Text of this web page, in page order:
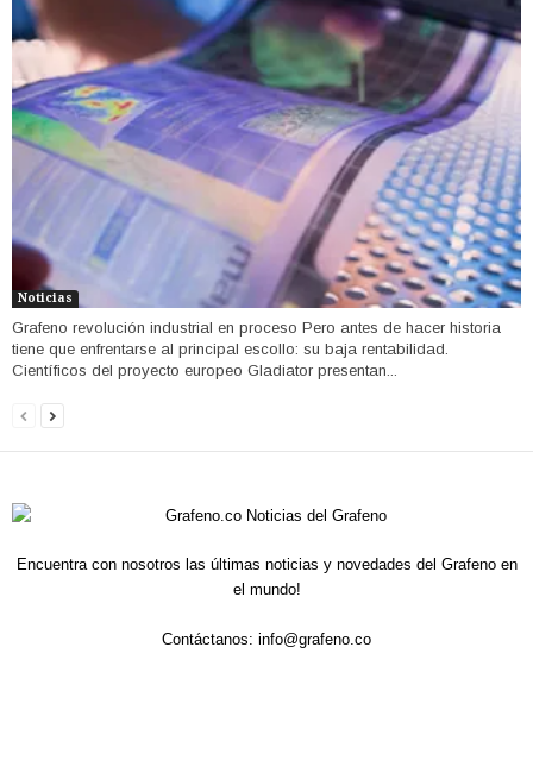
Noticias
Grafeno revolución industrial en proceso Pero antes de hacer historia
tiene que enfrentarse al principal escollo: su baja rentabilidad.
Científicos del proyecto europeo Gladiator presentan...
Encuentra con nosotros las últimas noticias y novedades del Grafeno en
el mundo!
Contáctanos: info@grafeno.co